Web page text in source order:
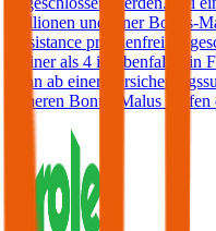
Millionen und einer Bonus-
Assistance prämienfrei
kleiner als 4 ist ebenfalls ein
kann ab einer
höheren Bonus-Malus